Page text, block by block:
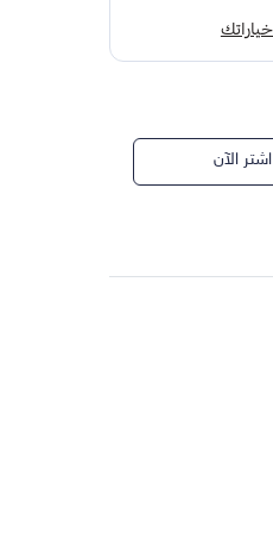
اشتر الآن